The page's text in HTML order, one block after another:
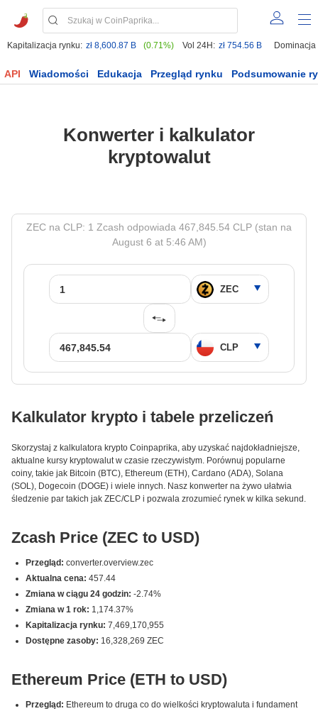
Kapitalizacja rynku: zł 8,600.87 B (0.71%) Vol 24H: zł 754.56 B Dominacja
API Wiadomości Edukacja Przegląd rynku Podsumowanie
Konwerter i kalkulator
kryptowalut
ZEC na CLP: 1 Zcash odpowiada 467,845.54 CLP (stan na
August 6 at 5:46 AM)
Kalkulator krypto i tabele przeliczeń
Skorzystaj z kalkulatora krypto Coinpaprika, aby uzyskać najdokładniejsze,
aktualne kursy kryptowalut w czasie rzeczywistym. Porównuj popularne
coiny, takie jak Bitcoin (BTC), Ethereum (ETH), Cardano (ADA), Solana
(SOL), Dogecoin (DOGE) i wiele innych. Nasz konwerter na żywo ułatwia
śledzenie par takich jak ZEC/CLP i pozwala zrozumieć rynek w kilka sekund.
Zcash Price (ZEC to USD)
Przegląd: converter.overview.zec
Aktualna cena: 457.44
Zmiana w ciągu 24 godzin: -2.74%
Zmiana w 1 rok: 1,174.37%
Kapitalizacja rynku: 7,469,170,955
Dostępne zasoby: 16,328,269 ZEC
Ethereum Price (ETH to USD)
Przegląd: Ethereum to druga co do wielkości kryptowaluta i fundament